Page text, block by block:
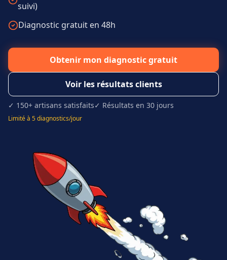
suivi)
Diagnostic gratuit en 48h
Obtenir mon diagnostic gratuit
Voir les résultats clients
✓ 150+ artisans satisfaits✓ Résultats en 30 jours
Limité à 5 diagnostics/jour